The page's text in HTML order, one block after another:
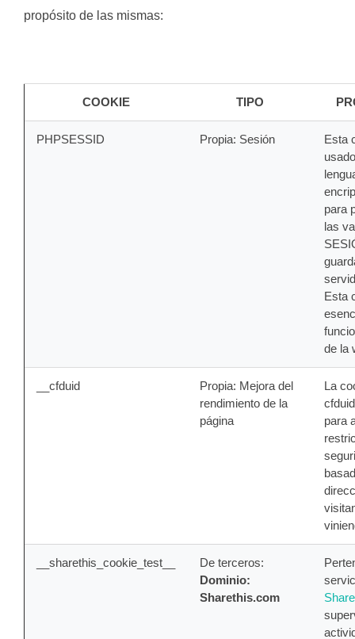
propósito de las mismas:
COOKIE TIPO
PHPSESSID Propia: Sesión
Esta
para
las
Esta
de la
__cfduid
Propia: Mejora del
rendimiento de la
página
La
para
__sharethis_cookie_test__
De terceros:
Dominio:
Sharethis.com